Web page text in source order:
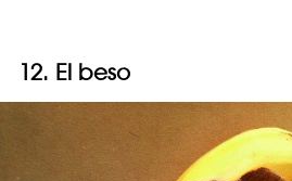
12. El beso